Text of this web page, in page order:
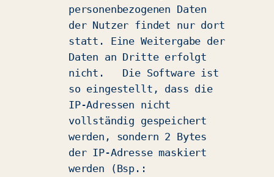
personenbezogenen Daten
der Nutzer findet nur dort
statt. Eine Weitergabe der
Daten an Dritte erfolgt
nicht. Die Software ist
so eingestellt, dass die
IP-Adressen nicht
vollständig gespeichert
werden, sondern 2 Bytes
der IP-Adresse maskiert
werden (Bsp.: